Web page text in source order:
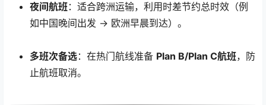
夜间航班：适合跨洲运输，利用时差节约总时效（例
如中国晚间出发 → 欧洲早晨到达）。
多班次备选：在热门航线准备 Plan B/Plan C航班，防
止航班取消。